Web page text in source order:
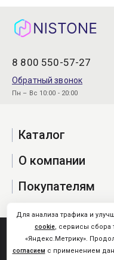
8 800 550-57-27
Обратный звонок
Пн – Вс 10:00 - 20:00
Каталог
О компании
Покупателям
Для анализа трафика и
cookie, сервисы сбора
«Яндекс.Метрику».
согласием с применением